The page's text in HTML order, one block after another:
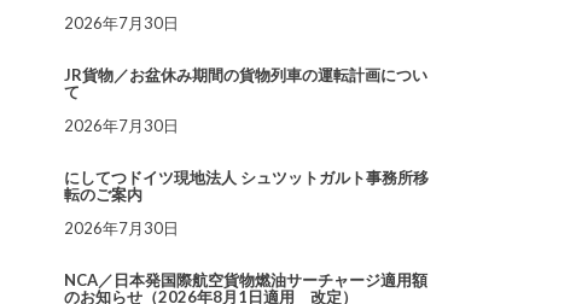
2026年7月30日
JR貨物／お盆休み期間の貨物列車の運転計画につい
て
2026年7月30日
にしてつドイツ現地法人 シュツットガルト事務所移
転のご案内
2026年7月30日
NCA／日本発国際航空貨物燃油サーチャージ適用額
のお知らせ（2026年8月1日適用 改定）